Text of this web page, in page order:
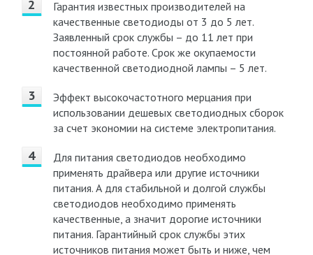
Гарантия известных производителей на
качественные светодиоды от 3 до 5 лет.
Заявленный срок службы – до 11 лет при
постоянной работе. Срок же окупаемости
качественной светодиодной лампы – 5 лет.
Эффект высокочастотного мерцания при
использовании дешевых светодиодных сборок
за счет экономии на системе электропитания.
Для питания светодиодов необходимо
применять драйвера или другие источники
питания. А для стабильной и долгой службы
светодиодов необходимо применять
качественные, а значит дорогие источники
питания. Гарантийный срок службы этих
источников питания может быть и ниже, чем